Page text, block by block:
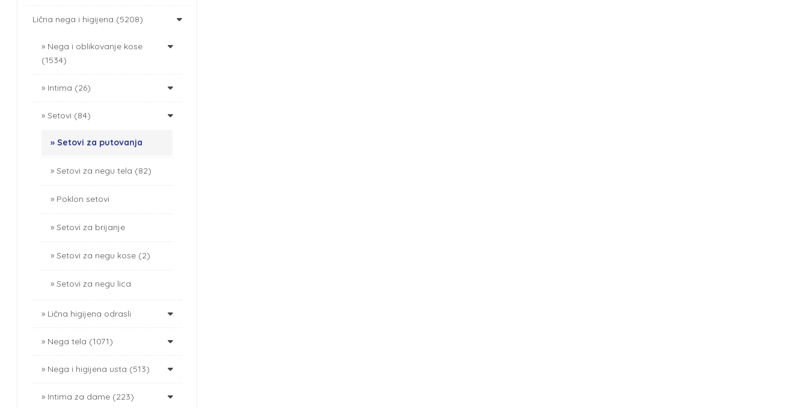
Lična nega i higijena (5208)
Nega i oblikovanje kose
(1534)
Intima (26)
Setovi (84)
Setovi za putovanja
Setovi za negu tela (82)
Poklon setovi
Setovi za brijanje
Setovi za negu kose (2)
Setovi za negu lica
Lična higijena odrasli
Nega tela (1071)
Nega i higijena usta (513)
Intima za dame (223)